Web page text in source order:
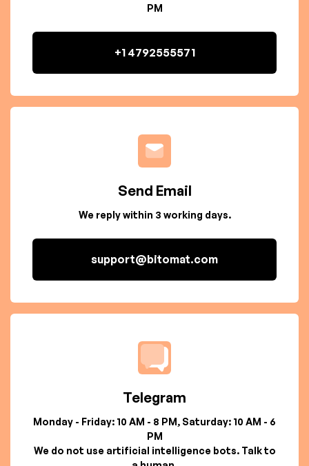
PM
+1 4792555571
Send Email
We reply within 3 working days.
support@bitomat.com
Telegram
Monday - Friday: 10 AM - 8 PM, Saturday: 10 AM - 6
PM
We do not use artificial intelligence bots. Talk to